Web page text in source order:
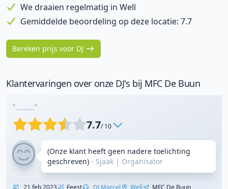
We draaien regelmatig in Well
Gemiddelde beoordeling op deze locatie: 7.7
Bereken prijs voor DJ
Klantervaringen over onze DJ's bij MFC De Buun
"........."
7.7/ 10
(Onze klant heeft geen nadere toelichting
geschreven) - Sjaak | Organisator
21 feb 2023 Feest DJ Marcel Well MFC De Buun